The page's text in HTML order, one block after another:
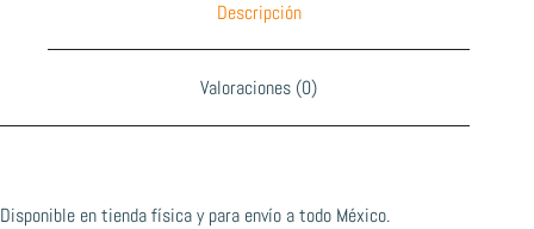
Descripción
Valoraciones (0)
Disponible en tienda física y para envío a todo México.